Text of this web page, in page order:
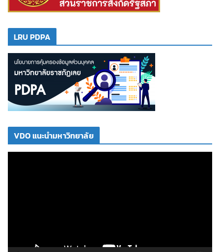
LRU PDPA
VDO แนะนำมหาวิทยาลัย